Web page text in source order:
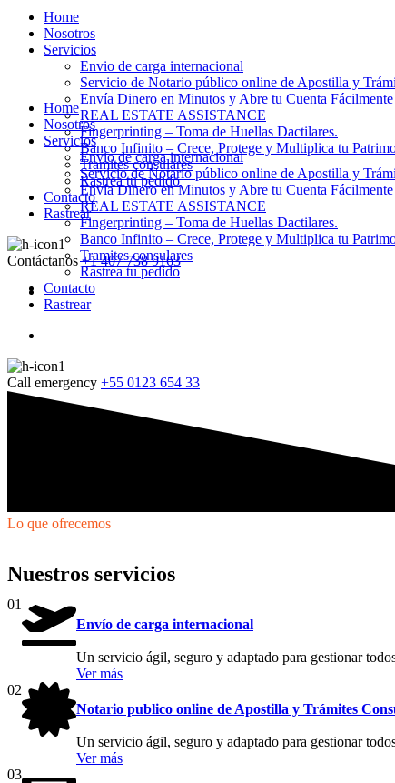
Home
Nosotros
Servicios
Envio de carga internacional
Servicio de Notario público online de Apostilla y
Envía Dinero en Minutos y Abre tu Cuenta Fácilmente
REAL ESTATE ASSISTANCE
Fingerprinting – Toma de Huellas Dactilares.
Banco Infinito – Crece, Protege y Multiplica tu
Tramites consulares
Rastrea tu pedido
Contacto
Rastrear
Contáctanos +1 407 738 9163
Home
Nosotros
Servicios
Envio de carga internacional
Servicio de Notario público online de Apostilla y
Envía Dinero en Minutos y Abre tu Cuenta Fácilmente
REAL ESTATE ASSISTANCE
Fingerprinting – Toma de Huellas Dactilares.
Banco Infinito – Crece, Protege y Multiplica tu
Tramites consulares
Rastrea tu pedido
Contacto
Rastrear
Call emergency +55 0123 654 33
Lo que ofrecemos
Nuestros servicios
01
Envío de carga internacional
Un servicio ágil, seguro y adaptado para gestionar
Ver más
02
Notario publico online de Apostilla y Trámites
Un servicio ágil, seguro y adaptado para gestionar
Ver más
03